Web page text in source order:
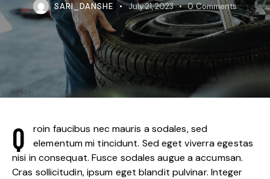
SARI_DANSHE July 21, 2023 0 Comments
Q
roin faucibus nec mauris a sodales, sed
elementum mi tincidunt. Sed eget viverra egestas
nisi in consequat. Fusce sodales augue a accumsan.
Cras sollicitudin, ipsum eget blandit pulvinar. Integer